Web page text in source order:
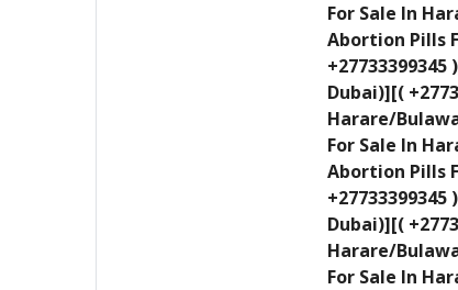
For Sale In
Abortion Pills
Dubai)][(
Harare/
For Sale In
Abortion Pills
Dubai)][(
Harare/
For Sale In